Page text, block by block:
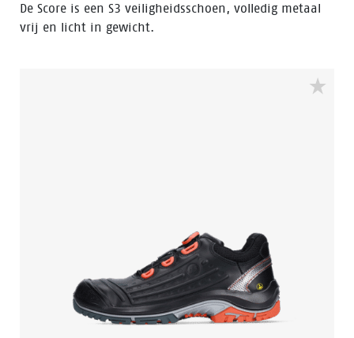
De Score is een S3 veiligheidsschoen, volledig metaal
vrij en licht in gewicht.